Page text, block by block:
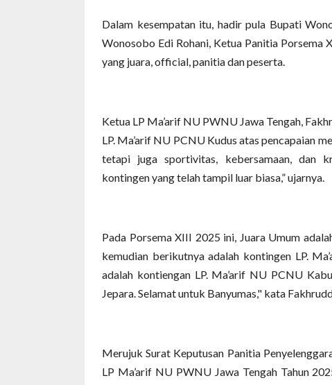
Dalam kesempatan itu, hadir pula Bupati
Wonosobo Edi Rohani, Ketua Panitia Porsema
yang juara, official, panitia dan peserta.
Ketua LP Ma’arif NU PWNU Jawa Tengah,
LP. Ma’arif NU PCNU Kudus atas pencapaian
tetapi juga sportivitas, kebersamaan, dan
kontingen yang telah tampil luar biasa,” ujarnya.
Pada Porsema XIII 2025 ini, Juara Umum
kemudian berikutnya adalah kontingen LP.
adalah kontiengan LP. Ma’arif NU PCNU
Jepara. Selamat untuk Banyumas," kata
Merujuk Surat Keputusan Panitia
LP Ma’arif NU PWNU Jawa Tengah Tahun